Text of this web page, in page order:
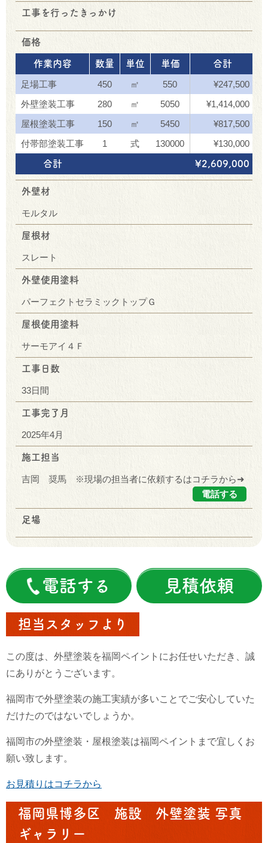
工事を行ったきっかけ
価格
作業内容 数量 単位 単価 合計
足場工事 450 ㎡ 550
¥247,500
外壁塗装工事
280 ㎡ 5050
¥1,414,000
屋根塗装工事
150 ㎡ 5450
¥817,500
付帯部塗装工事
1 式 130000 ¥130,000
合計 ¥2,609,000
外壁材
モルタル
屋根材
スレート
外壁使用塗料
パーフェクトセラミックトップＧ
屋根使用塗料
サーモアイ４Ｆ
工事日数
33日間
工事完了月
2025年4月
施工担当
吉岡 奨馬 ※現場の担当者に依頼するはコチラから➜
電話する
足場
電話する 見積依頼
担当スタッフより
この度は、外壁塗装を福岡ペイントにお任せいただき、誠
にありがとうございます。
福岡市で外壁塗装の施工実績が多いことでご安心していた
だけたのではないでしょうか。
福岡市の外壁塗装・屋根塗装は福岡ペイントまで宜しくお
願い致します。
お見積りはコチラから
福岡県博多区 施設 外壁塗装 写真
ギャラリー